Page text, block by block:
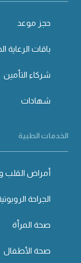
حجز موعد
باقات الرعاية
شركاء التأمين
شهادات
الخدمات الطبية
أمراض القلب
الجراحة
صحة المرأة
صحة الأطفال